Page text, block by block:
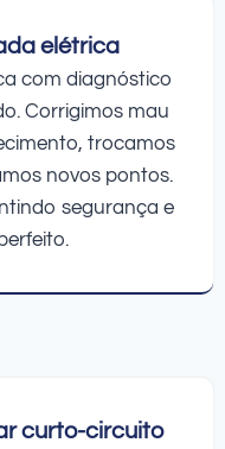
elétrica
com diagnóstico
Corrigimos mau
trocamos
novos pontos.
segurança e
curto-circuito